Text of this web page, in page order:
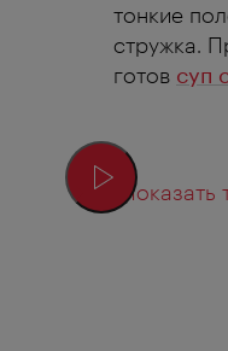
тонкие
стружка.
готов суп
Показать